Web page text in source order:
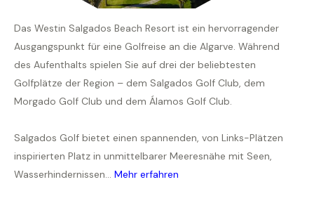
Das Westin Salgados Beach Resort ist ein hervorragender
Ausgangspunkt für eine Golfreise an die Algarve. Während
des Aufenthalts spielen Sie auf drei der beliebtesten
Golfplätze der Region – dem Salgados Golf Club, dem
Morgado Golf Club und dem Álamos Golf Club.
Salgados Golf bietet einen spannenden, von Links-Plätzen
inspirierten Platz in unmittelbarer Meeresnähe mit Seen,
Wasserhindernissen... Mehr erfahren